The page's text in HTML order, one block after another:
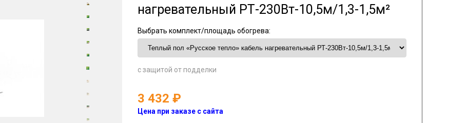
нагревательный РТ-230Вт-10,5м/1,3-1,5м²
Выбрать комплект/площадь обогрева:
с защитой от подделки
3 432
Цена при заказе с сайта